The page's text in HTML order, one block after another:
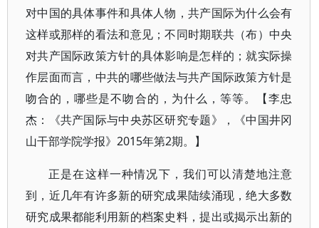
对中国的具体事件和具体人物，共产国际为什么会有
这样或那样的看法和意见；不同时期联共（布）中央
对共产国际政策方针的具体影响是怎样的；就实际操
作层面而言，中共的哪些做法与共产国际政策方针是
吻合的，哪些是不吻合的，为什么，等等。【李忠
杰：《共产国际与中央苏区研究专题》，《中国井冈
山干部学院学报》2015年第2期。】
正是在这样一种情况下，我们可以清楚地注意
到，近几年有许多新的研究成果陆续涌现，绝大多数
研究成果都能利用新的档案史料，提出或揭示出新的